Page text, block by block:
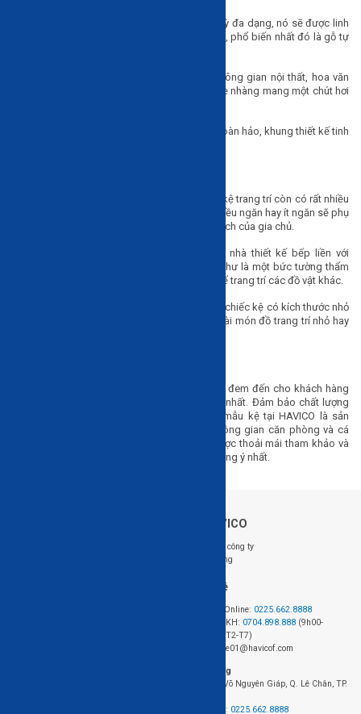
Chất liệu được lựa chọn làm kệ trang trí cực kỳ đa dạng, nó sẽ được linh
hoạt theo ý muốn, và sở thích của người dùng, phổ biến nhất đó là gỗ tự
Kệ trang trí gỗ tự nhiên phù hợp với nhiều không gian nội thất, hoa văn
đẹp hợp với những ai yêu thích sự tối giản, nhẹ nhàng mang một chút hơi
Kệ gỗ công nghiệp và kim loại là sự kết hợp hoàn hảo, khung thiết kế tinh
Không chỉ đa dạng về mẫu mã và chủng loại, kệ trang trí còn có rất nhiều
kích thước khác nhau: to rộng hay nhỏ hẹp, nhiều ngăn hay ít ngăn sẽ phụ
thuộc vào diện tích căn phòng cũng như sở thích của gia chủ.
Trong không gian căn hộ hoặc những ngôi nhà thiết kế bếp liền với
phòng khách, kệ trang trí lớn có công dụng như là một bức tường thẩm
mỹ vừa có thể để được tivi và rất nhiều ngăn để trang trí các đồ vật khác.
Với không gian hạn chế sẽ phù hợp với những chiếc kệ có kích thước nhỏ
nhắn, chúng thường được đặt ở góc để một vài món đồ trang trí nhỏ hay
HAVICO - nhà phân phối đồ nội thất hàng đầu đem đến cho khách hàng
những mẫu kệ với thiết kế đẹp nhất, hiện đại nhất. Đảm bảo chất lượng
cao và có nguồn gốc xuất xứ rõ ràng. Các mẫu kệ tại HAVICO là sản
phẩm trang trí bắt mắt, độc đáo thể hiện không gian căn phòng và cá
tính người sở hữu. Đến với HAVICO bạn sẽ được thoải mái tham khảo và
dễ dàng lựa chọn cho mình chiếc kệ trang trí ưng ý nhất.
Về HAVICO
Giới thiệu công ty
Tuyển dụng
Liên hệ
Đặt hàng Online: 0225.662.8888
Hotline CSKH: 0704.898.888 (9h00-
18h00, từ T2-T7)
Email: sale01@havicof.com
Văn phòng
423+424 Võ Nguyên Giáp, Q. Lê Chân, TP.
Điện thoại: 0225.662.8888